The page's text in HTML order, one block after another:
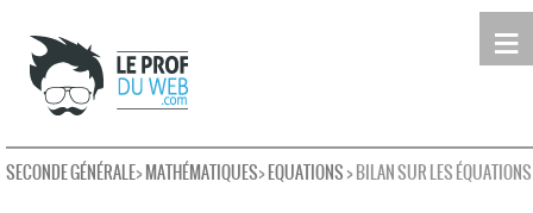
≡
leProfDuWeb
Seconde
Première
Terminale
Rechercher
SECONDE GÉNÉRALE>MATHÉMATIQUES>EQUATIONS> BILAN SUR LES ÉQUATIONS